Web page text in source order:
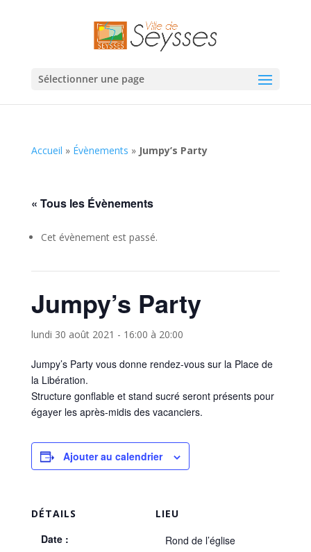
Sélectionner une page
Accueil » Évènements » Jumpy’s Party
« Tous les Évènements
Cet évènement est passé.
Jumpy’s Party
lundi 30 août 2021 - 16:00 à 20:00
Jumpy’s Party vous donne rendez-vous sur la Place de
la Libération.
Structure gonflable et stand sucré seront présents pour
égayer les après-midis des vacanciers.
Ajouter au calendrier
DÉTAILS
Date :
LIEU
Rond de l’église